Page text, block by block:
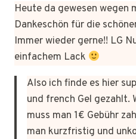
Heute da gewesen wegen
Dankeschön für die
Immer wieder gerne!! LG
einfachem Lack
Also ich finde es hier
und french Gel gezahlt.
muss man 1€ Gebühr
man kurzfristig und